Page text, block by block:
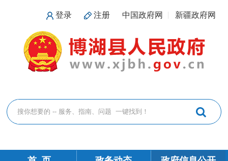
登录 注册 中国政府网 新疆政府网